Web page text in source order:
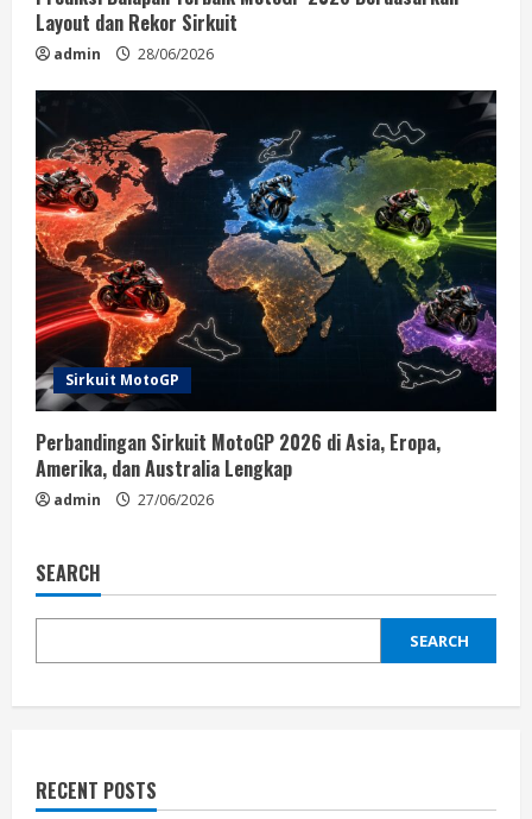
Layout dan Rekor Sirkuit
admin 28/06/2026
Sirkuit MotoGP
Perbandingan Sirkuit MotoGP 2026 di Asia, Eropa,
Amerika, dan Australia Lengkap
admin 27/06/2026
SEARCH
SEARCH
RECENT POSTS